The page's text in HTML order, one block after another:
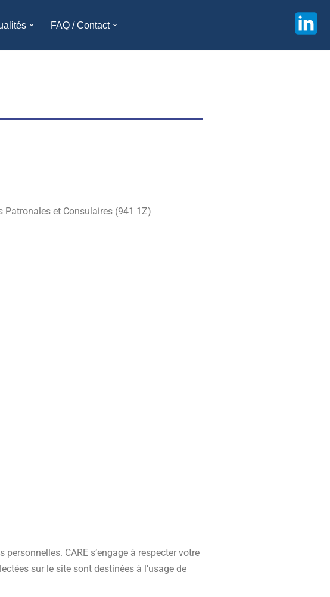
FAQ / Contact
Patronales et Consulaires (941 1Z)
CARE s’engage à respecter votre
sur le site sont destinées à l’usage de